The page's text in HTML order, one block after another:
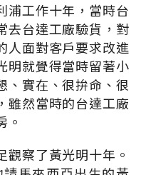
浦工作十年，當時台
去台達工廠驗貨，對
人面對客戶要求改進
明就覺得當時留著小
、實在、很拚命、很
雖然當時的台達工廠
。
察了黃光明十年。